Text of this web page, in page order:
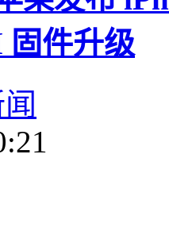
固件升级